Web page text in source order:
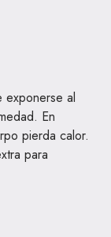
exponerse al
En
pierda calor.
para